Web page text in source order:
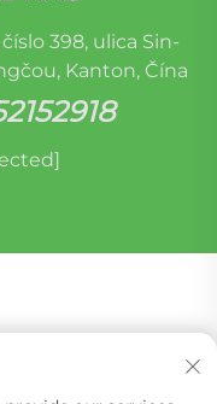
398, ulica Sin-
Kanton, Čína
(Kuangčou) Auto
-
Zásady ochrany